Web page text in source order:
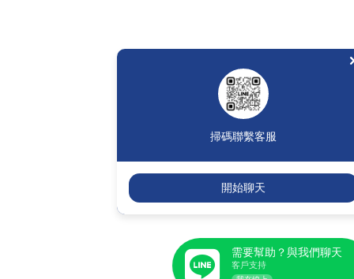
掃碼聯繫客服
開始聊天
需要幫助？與我們聊天
客戶支持